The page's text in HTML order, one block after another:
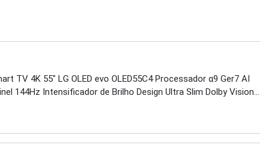
TV 4K 55" LG OLED evo OLED55C4 Processador α9 Ger7 AI
144Hz Intensificador de Brilho Design Ultra Slim Dolby Vision